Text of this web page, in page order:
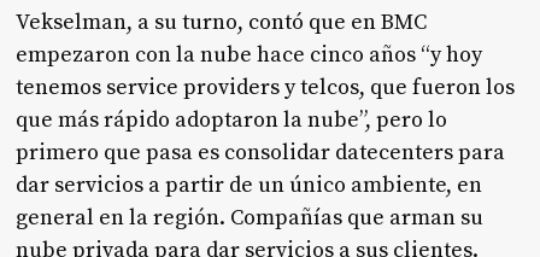
Vekselman, a su turno, contó que en BMC
empezaron con la nube hace cinco años “y hoy
tenemos service providers y telcos, que fueron los
que más rápido adoptaron la nube”, pero lo
primero que pasa es consolidar datecenters para
dar servicios a partir de un único ambiente, en
general en la región. Compañías que arman su
nube privada para dar servicios a sus clientes.